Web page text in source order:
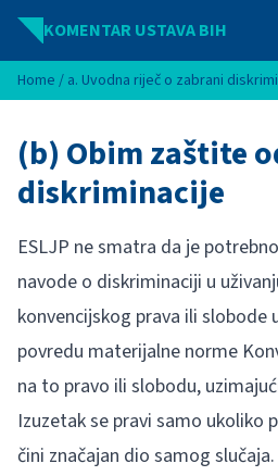
Idi na sadržaj
KOMENTAR USTAVA BIH
Home / a. Uvodna riječ o zabrani
(b) Obim zaštite
diskriminacije
ESLJP ne smatra da je
navode o diskriminaciji u
konvencijskog prava ili slobode
povredu materijalne norme
na to pravo ili slobodu,
Izuzetak se pravi samo ukoliko
čini značajan dio samog